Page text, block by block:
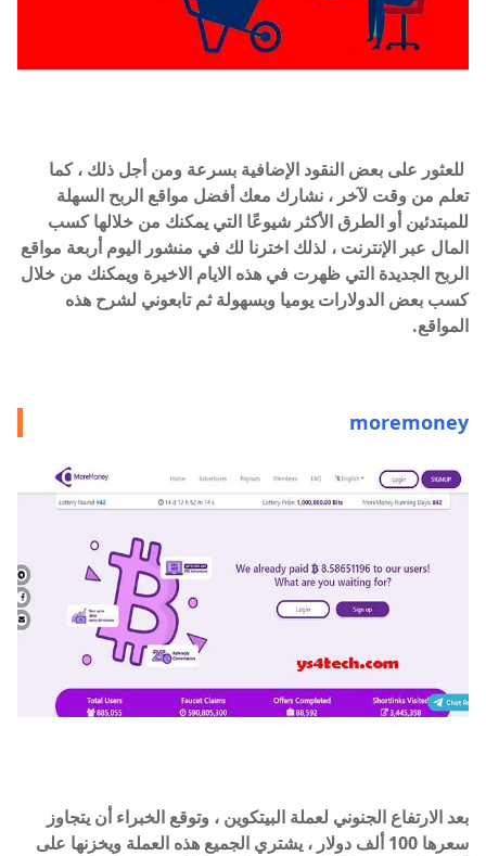
للعثور على بعض النقود الإضافية بسرعة ومن أجل ذلك ، كما
تعلم من وقت لآخر ، نشارك معك أفضل مواقع الربح السهلة
للمبتدئين أو الطرق الأكثر شيوعًا التي يمكنك من خلالها كسب
المال عبر الإنترنت ، لذلك اخترنا لك في منشور اليوم أربعة مواقع
الربح الجديدة التي ظهرت في هذه الايام الاخيرة ويمكنك من خلال
كسب بعض الدولارات يوميا وبسهولة ثم تابعوني لشرح هذه
المواقع.
moremoney
بعد الارتفاع الجنوني لعملة البيتكوين ، وتوقع الخبراء أن يتجاوز
سعرها 100 ألف دولار ، يشتري الجميع هذه العملة ويخزنها على